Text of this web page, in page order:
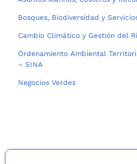
Bosques, Biodiversidad y
Cambio Climático y Gestión del
Ordenamiento Ambiental
– SINA
Negocios Verdes